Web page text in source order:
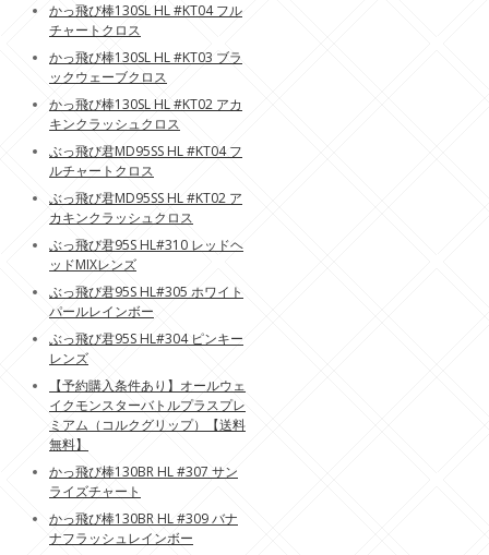
かっ飛び棒130SL HL #KT04 フル
チャートクロス
かっ飛び棒130SL HL #KT03 ブラ
ックウェーブクロス
かっ飛び棒130SL HL #KT02 アカ
キンクラッシュクロス
ぶっ飛び君MD95SS HL #KT04 フ
ルチャートクロス
ぶっ飛び君MD95SS HL #KT02 ア
カキンクラッシュクロス
ぶっ飛び君95S HL#310 レッドヘ
ッドMIXレンズ
ぶっ飛び君95S HL#305 ホワイト
パールレインボー
ぶっ飛び君95S HL#304 ピンキー
レンズ
【予約購入条件あり】オールウェ
イクモンスターバトルプラスプレ
ミアム（コルクグリップ）【送料
無料】
かっ飛び棒130BR HL #307 サン
ライズチャート
かっ飛び棒130BR HL #309 バナ
ナフラッシュレインボー